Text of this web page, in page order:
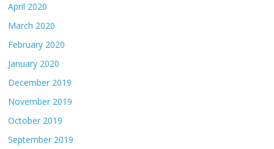
April 2020
March 2020
February 2020
January 2020
December 2019
November 2019
October 2019
September 2019